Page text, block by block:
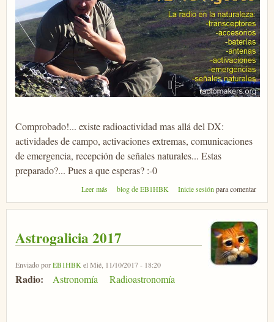
Comprobado!... existe radioactividad mas allá del DX:
actividades de campo, activaciones extremas, comunicaciones
de emergencia, recepción de señales naturales... Estas
preparado?... Pues a que esperas? :-0
Leer más sobre Jornadas Tácticas
blog de EB1HBK Inicie sesión para comentar
Astrogalicia 2017
Enviado porEB1HBKel Mié, 11/10/2017 - 18:20
Radio: Astronomía Radioastronomía